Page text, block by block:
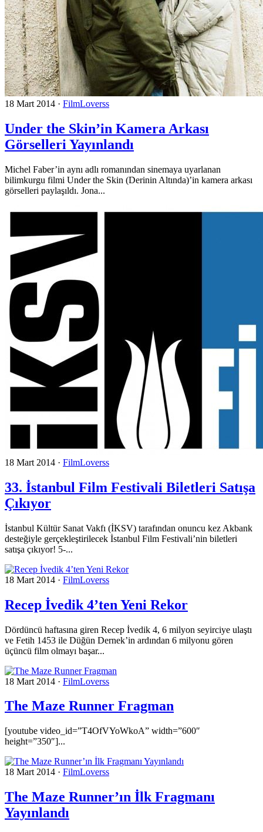
18 Mart 2014 · FilmLoverss
Under the Skin’in Kamera Arkası
Görselleri Yayınlandı
Michel Faber’in aynı adlı romanından sinemaya uyarlanan
bilimkurgu filmi Under the Skin (Derinin Altında)’in kamera arkası
görselleri paylaşıldı. Jona...
18 Mart 2014 · FilmLoverss
33. İstanbul Film Festivali Biletleri Satışa
Çıkıyor
İstanbul Kültür Sanat Vakfı (İKSV) tarafından onuncu kez Akbank
desteğiyle gerçekleştirilecek İstanbul Film Festivali’nin biletleri
satışa çıkıyor! 5-...
18 Mart 2014 · FilmLoverss
Recep İvedik 4’ten Yeni Rekor
Dördüncü haftasına giren Recep İvedik 4, 6 milyon seyirciye ulaştı
ve Fetih 1453 ile Düğün Dernek’in ardından 6 milyonu gören
üçüncü film olmayı başar...
18 Mart 2014 · FilmLoverss
The Maze Runner Fragman
[youtube video_id=”T4OfVYoWkoA” width=”600″
height=”350″]...
18 Mart 2014 · FilmLoverss
The Maze Runner’ın İlk Fragmanı
Yayınlandı